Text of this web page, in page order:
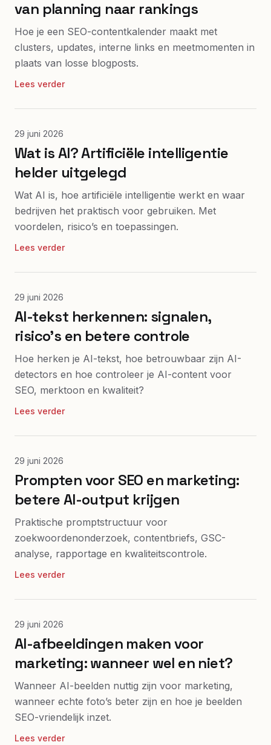
van planning naar rankings
Hoe je een SEO-contentkalender maakt met
clusters, updates, interne links en meetmomenten in
plaats van losse blogposts.
Lees verder
29 juni 2026
Wat is AI? Artificiële intelligentie
helder uitgelegd
Wat AI is, hoe artificiële intelligentie werkt en waar
bedrijven het praktisch voor gebruiken. Met
voordelen, risico’s en toepassingen.
Lees verder
29 juni 2026
AI-tekst herkennen: signalen,
risico’s en betere controle
Hoe herken je AI-tekst, hoe betrouwbaar zijn AI-
detectors en hoe controleer je AI-content voor
SEO, merktoon en kwaliteit?
Lees verder
29 juni 2026
Prompten voor SEO en marketing:
betere AI-output krijgen
Praktische promptstructuur voor
zoekwoordenonderzoek, contentbriefs, GSC-
analyse, rapportage en kwaliteitscontrole.
Lees verder
29 juni 2026
AI-afbeeldingen maken voor
marketing: wanneer wel en niet?
Wanneer AI-beelden nuttig zijn voor marketing,
wanneer echte foto’s beter zijn en hoe je beelden
SEO-vriendelijk inzet.
Lees verder